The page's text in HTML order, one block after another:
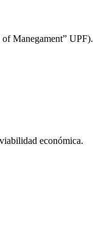
Manegament” UPF).
económica.